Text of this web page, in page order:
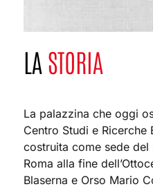
LA STORIA
La palazzina che oggi
Centro Studi e
costruita come sede del
Roma alla fine
Blaserna e Orso Mario